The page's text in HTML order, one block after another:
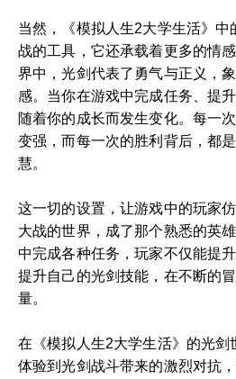
当然，《模拟人生2大学生活》
战的工具，它还承载着更多的情
界中，光剑代表了勇气与正义，
感。当你在游戏中完成任务、提
随着你的成长而发生变化。每一
变强，而每一次的胜利背后，都
慧。
这一切的设置，让游戏中的玩家
大战的世界，成了那个熟悉的英
中完成各种任务，玩家不仅能提
提升自己的光剑技能，在不断的
量。
在《模拟人生2大学生活》的光剑
体验到光剑战斗带来的激烈对抗